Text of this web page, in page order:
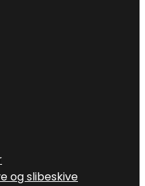
og slibeskive